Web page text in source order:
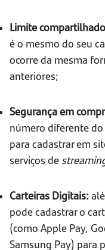
Limite
é o mesmo do seu
ocorre da mesma
anteriores;
Segurança em
número diferente
para cadastrar em
serviços de
Carteiras Digitais:
pode cadastrar o
(como Apple Pay,
Samsung Pay) para